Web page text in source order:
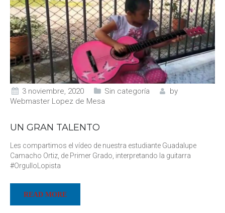
3 noviembre, 2020 Sin categoría
by
Webmaster Lopez de Mesa
UN GRAN TALENTO
Les compartimos el vídeo de nuestra estudiante Guadalupe
Camacho Ortiz, de Primer Grado, interpretando la guitarra
#OrgulloLopista
READ MORE